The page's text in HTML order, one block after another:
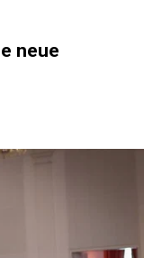
neue